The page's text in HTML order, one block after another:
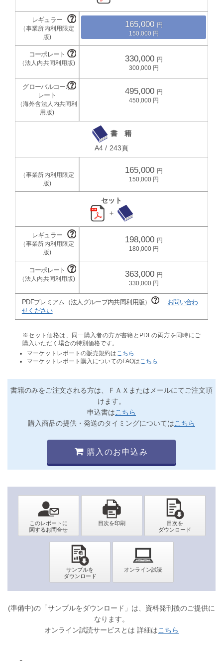
165,000
150,000
330,000
300,000
495,000
450,000
書 籍
A4 / 243頁
165,000
150,000
セット
＋
198,000
180,000
363,000
330,000
PDFプレミアム（法人グループ内共同利用版）
お問い合わ
せください
※セット価格は、同一購入者の方が書籍とPDFの両方を同時にご
購入いただく場合の特別価格です。
マーケットレポートの販売規約は こちら
マーケットレポート購入についてのFAQは こちら
書籍のみをご注文される方は、ＦＡＸまたはメールにてご注文頂
けます。
申込書はこちら
購入商品の提供・発送のタイミングについてはこちら
購入のお申込み
(準備中)の「サンプルをダウンロード」は、資料発刊後のご提供に
なります。
オンライン試読サービスとは 詳細はこちら